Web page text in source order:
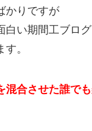
かりですが
白い期間工ブロ
。
混合させた誰で